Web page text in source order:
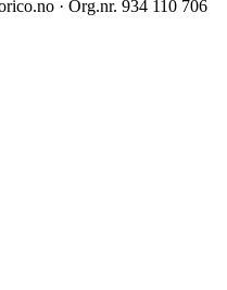
· Org.nr. 934 110 706